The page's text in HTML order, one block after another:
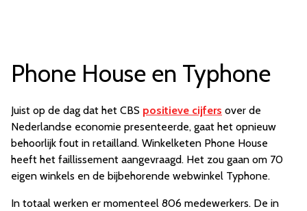
Phone House en Typhone
Juist op de dag dat het CBS positieve cijfers over de
Nederlandse economie presenteerde, gaat het opnieuw
behoorlijk fout in retailland. Winkelketen Phone House
heeft het faillissement aangevraagd. Het zou gaan om 70
eigen winkels en de bijbehorende webwinkel Typhone.
In totaal werken er momenteel 806 medewerkers. De in